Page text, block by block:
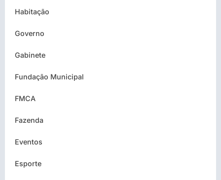
Habitação
Governo
Gabinete
Fundação Municipal
FMCA
Fazenda
Eventos
Esporte